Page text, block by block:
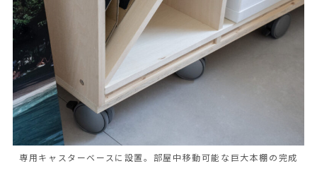
専用キャスターベースに設置。部屋中移動可能な巨大本棚の完成